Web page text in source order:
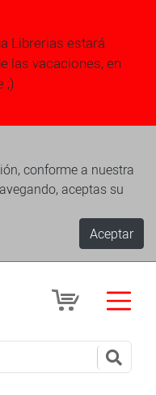
Librerias estará
las vacaciones, en
;)
conforme a nuestra
aceptas su
Aceptar